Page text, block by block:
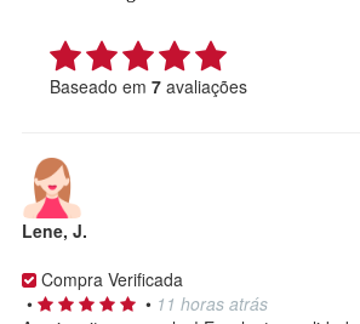
Baseado em 7 avaliações
Lene, J.
Compra Verificada
•
• 11 horas atrás